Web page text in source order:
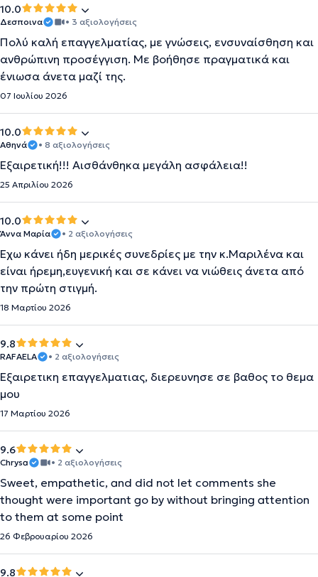
10.0
Δεσποινα • 3 αξιολογήσεις
Πολύ καλή επαγγελματίας, με γνώσεις, ενσυναίσθηση και
ανθρώπινη προσέγγιση. Με βοήθησε πραγματικά και
ένιωσα άνετα μαζί της.
07 Ιουλίου 2026
10.0
Αθηνά • 8 αξιολογήσεις
Εξαιρετική!!! Αισθάνθηκα μεγάλη ασφάλεια!!
25 Απριλίου 2026
10.0
Άννα Μαρία • 2 αξιολογήσεις
Έχω κάνει ήδη μερικές συνεδρίες με την κ.Μαριλένα και
είναι ήρεμη,ευγενική και σε κάνει να νιώθεις άνετα από
την πρώτη στιγμή.
18 Μαρτίου 2026
9.8
RAFAELA • 2 αξιολογήσεις
Εξαιρετικη επαγγελματιας, διερευνησε σε βαθος το θεμα
μου
17 Μαρτίου 2026
9.6
Chrysa • 2 αξιολογήσεις
Sweet, empathetic, and did not let comments she
thought were important go by without bringing attention
to them at some point
26 Φεβρουαρίου 2026
9.8